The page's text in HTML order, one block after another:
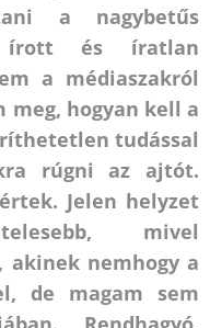
a nagybetűs
írott és íratlan
a médiaszakról
hogyan kell a
tudással
rúgni az ajtót.
Jelen helyzet
mivel
akinek nemhogy a
de magam sem